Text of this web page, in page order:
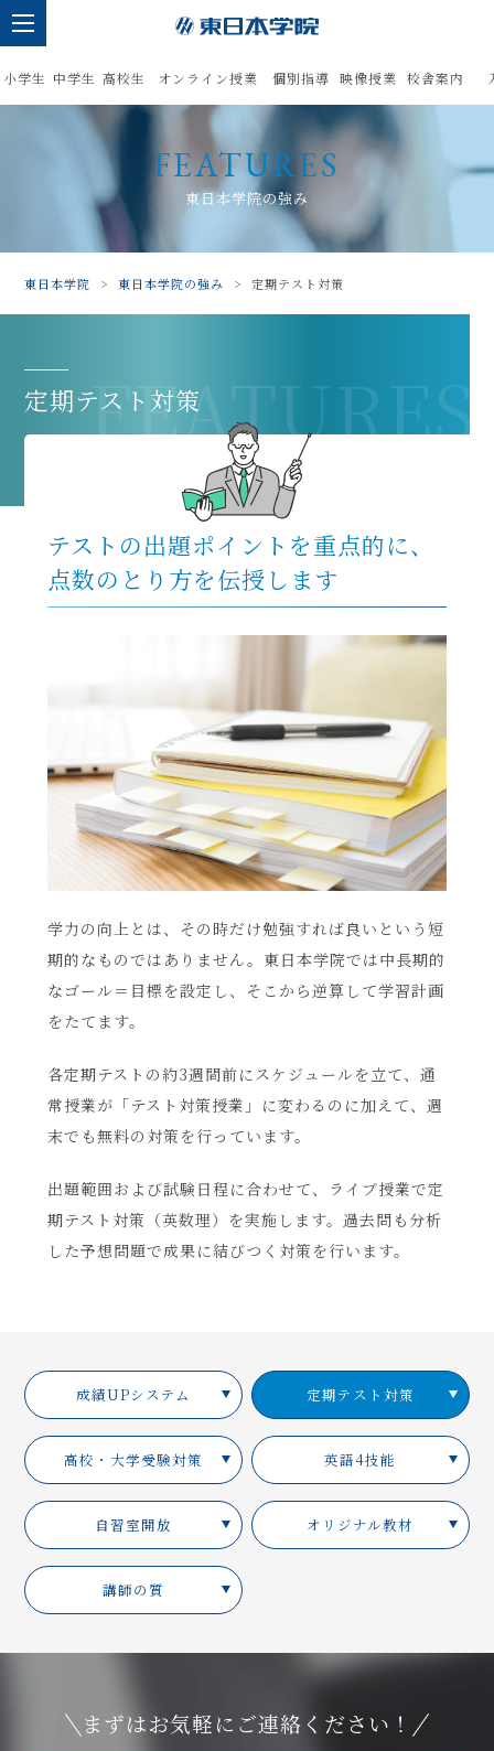
小学生 中学生 高校生 オンライン授業 個別指導 映像授業 校舎案内
FEATURES
東日本学院の強み
東日本学院 > 東日本学院の強み > 定期テスト対策
定期テスト対策
FEATURES
テストの出題ポイントを重点的に、
点数のとり方を伝授します
学力の向上とは、その時だけ勉強すれば良いという短
期的なものではありません。東日本学院では中長期的
なゴール＝目標を設定し、そこから逆算して学習計画
をたてます。
各定期テストの約3週間前にスケジュールを立て、通
常授業が「テスト対策授業」に変わるのに加えて、週
末でも無料の対策を行っています。
出題範囲および試験日程に合わせて、ライブ授業で定
期テスト対策（英数理）を実施します。過去問も分析
した予想問題で成果に結びつく対策を行います。
成績UPシステム 定期テスト対策
高校・大学受験対策 英語4技能
自習室開放 オリジナル教材
講師の質
まずはお気軽にご連絡ください！